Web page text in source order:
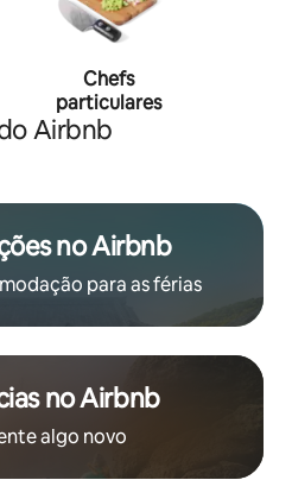
Chefs
particulares
Airbnb
no Airbnb
para as férias
no Airbnb
algo novo